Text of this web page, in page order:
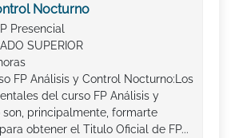
Nocturno
Presencial
SUPERIOR
FP Análisis y Control Nocturno:Los
del curso FP Análisis y
principalmente, formarte
obtener el Titulo Oficial de FP...